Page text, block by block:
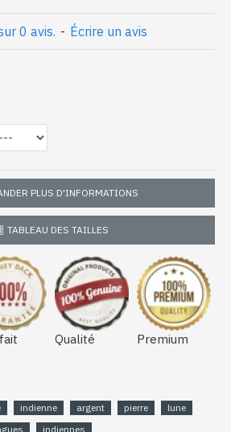
0 avis. - Écrire un avis
PLUS D'INFORMATIONS
TABLEAU DES TAILLES
Qualité Premium
indienne argent pierre
lune
indiennes